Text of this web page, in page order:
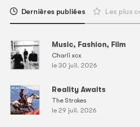
Dernières publiées Les plus
Music, Fashion, Film
Charli xcx
le 30 juil. 2026
Reality Awaits
The Strokes
le 29 juil. 2026